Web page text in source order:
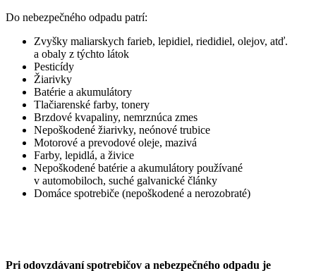
Do nebezpečného odpadu patrí:
Zvyšky maliarskych farieb, lepidiel, riedidiel, olejov, atď.
a obaly z týchto látok
Pesticídy
Žiarivky
Batérie a akumulátory
Tlačiarenské farby, tonery
Brzdové kvapaliny, nemrznúca zmes
Nepoškodené žiarivky, neónové trubice
Motorové a prevodové oleje, mazivá
Farby, lepidlá, a živice
Nepoškodené batérie a akumulátory používané
v automobiloch, suché galvanické články
Domáce spotrebiče (nepoškodené a nerozobraté)
Pri odovzdávaní spotrebičov a nebezpečného odpadu je